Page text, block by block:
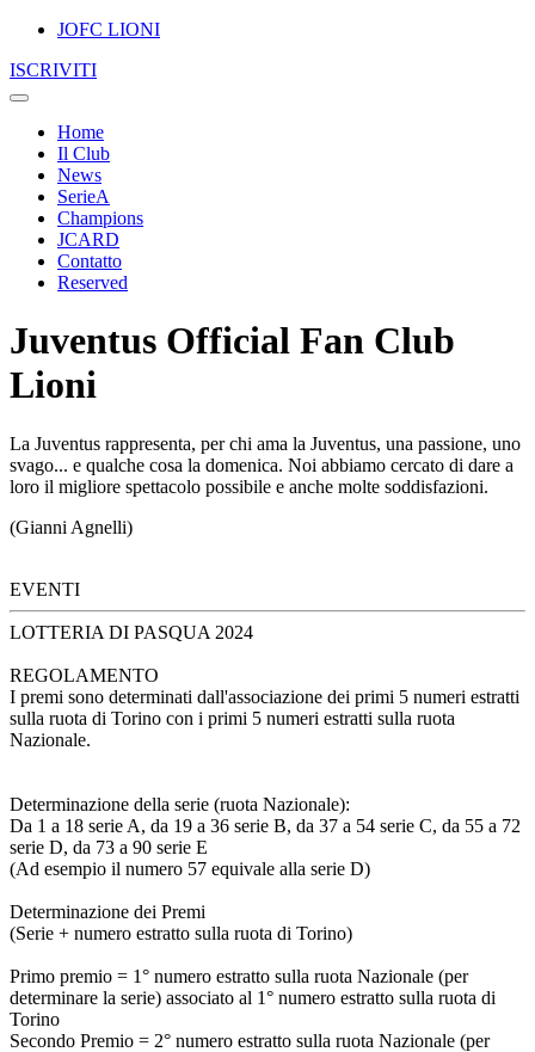
JOFC LIONI
ISCRIVITI
Home
Il Club
News
SerieA
Champions
JCARD
Contatto
Reserved
Juventus Official Fan Club
Lioni
La Juventus rappresenta, per chi ama la Juventus, una passione, uno
svago... e qualche cosa la domenica. Noi abbiamo cercato di dare a
loro il migliore spettacolo possibile e anche molte soddisfazioni.
(Gianni Agnelli)
EVENTI
LOTTERIA DI PASQUA 2024
REGOLAMENTO
I premi sono determinati dall'associazione dei primi 5 numeri estratti
sulla ruota di Torino con i primi 5 numeri estratti sulla ruota
Nazionale.
Determinazione della serie (ruota Nazionale):
Da 1 a 18 serie A, da 19 a 36 serie B, da 37 a 54 serie C, da 55 a 72
serie D, da 73 a 90 serie E
(Ad esempio il numero 57 equivale alla serie D)
Determinazione dei Premi
(Serie + numero estratto sulla ruota di Torino)
Primo premio = 1° numero estratto sulla ruota Nazionale (per
determinare la serie) associato al 1° numero estratto sulla ruota di
Torino
Secondo Premio = 2° numero estratto sulla ruota Nazionale (per